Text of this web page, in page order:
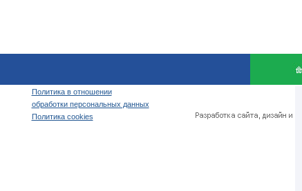
Политика в отношении
обработки персональных данных
Политика cookies